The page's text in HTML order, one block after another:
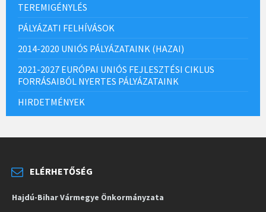
TEREMIGÉNYLÉS
PÁLYÁZATI FELHÍVÁSOK
2014-2020 UNIÓS PÁLYÁZATAINK (HAZAI)
2021-2027 EURÓPAI UNIÓS FEJLESZTÉSI CIKLUS
FORRÁSAIBÓL NYERTES PÁLYÁZATAINK
HIRDETMÉNYEK
ELÉRHETŐSÉG
Hajdú-Bihar Vármegye Önkormányzata